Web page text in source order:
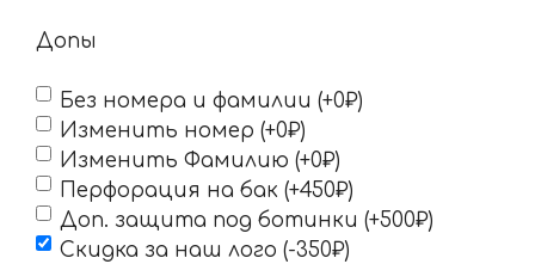
Допы
Без номера и фамилии (+0₽)
Изменить номер (+0₽)
Изменить Фамилию (+0₽)
Перфорация на бак (+450₽)
Доп. защита под ботинки (+500₽)
Скидка за наш лого (-350₽)